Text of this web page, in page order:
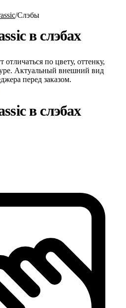
Слэбы
в слэбах
по цвету, оттенку,
Актуальный внешний вид
перед заказом.
в слэбах